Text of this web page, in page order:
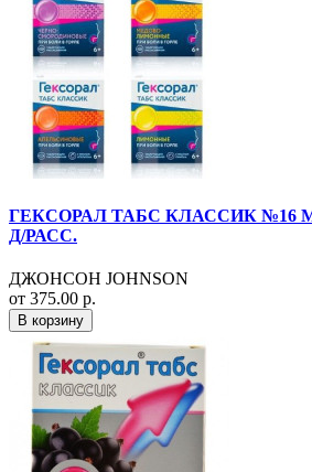
ГЕКСОРАЛ ТАБС КЛАССИК №16
Д/РАСС.
ДЖОНСОН JOHNSON
от 375.00 р.
В корзину